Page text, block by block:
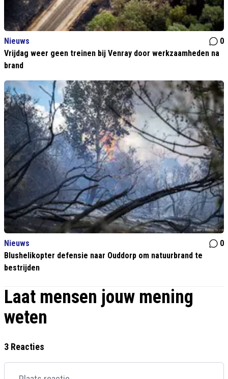
Nieuws
0
Vrijdag weer geen treinen bij Venray door werkzaamheden na
brand
Nieuws
0
Blushelikopter defensie naar Ouddorp om natuurbrand te
bestrijden
Laat mensen jouw mening
weten
3 Reacties